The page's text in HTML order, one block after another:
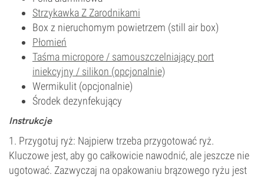
Strzykawka Z Zarodnikami
Box z nieruchomym powietrzem (still air box)
Płomień
Taśma micropore / samouszczelniający port
iniekcyjny / silikon (opcjonalnie)
Wermikulit (opcjonalnie)
Środek dezynfekujący
Instrukcje
1. Przygotuj ryż: Najpierw trzeba przygotować ryż.
Kluczowe jest, aby go całkowicie nawodnić, ale jeszcze nie
ugotować. Zazwyczaj na opakowaniu brązowego ryżu jest